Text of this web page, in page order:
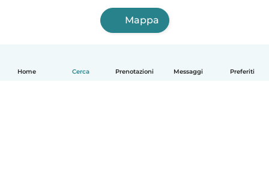
Home Cerca Prenotazioni Messaggi Preferiti
Mappa